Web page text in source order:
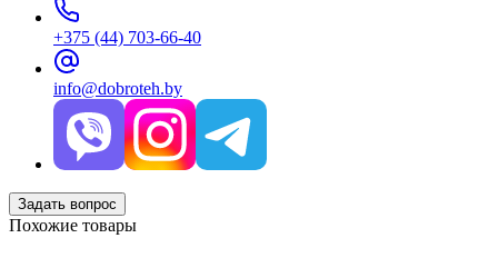
+375 (44) 703-66-40
info@dobroteh.by
Задать вопрос
Похожие товары